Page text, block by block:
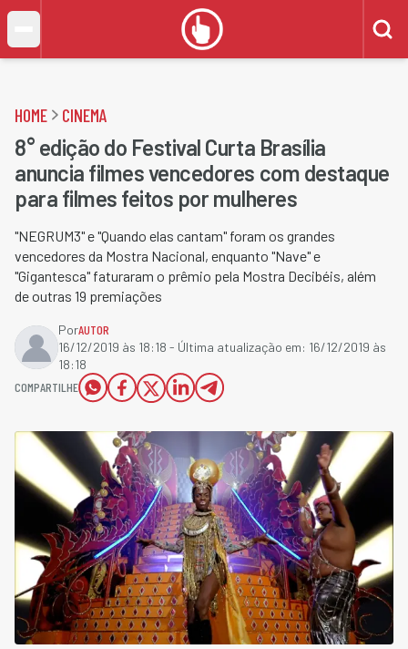
HOME CINEMA
8° edição do Festival Curta Brasília
anuncia filmes vencedores com destaque
para filmes feitos por mulheres
"NEGRUM3" e "Quando elas cantam" foram os grandes
vencedores da Mostra Nacional, enquanto "Nave" e
"Gigantesca" faturaram o prêmio pela Mostra Decibéis, além
de outras 19 premiações
PorAUTOR
16/12/2019 às 18:18 - Última atualização em: 16/12/2019 às
18:18
COMPARTILHE